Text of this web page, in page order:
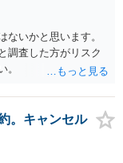
ないかと思います。
調査した方がリスク
。
。キャンセル